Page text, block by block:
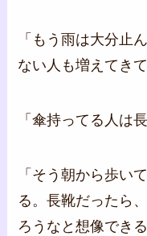
「もう雨は大分止
ない人も増えてきて
「傘持ってる人は
「そう朝から歩い
る。長靴だったら
ろうなと想像できる